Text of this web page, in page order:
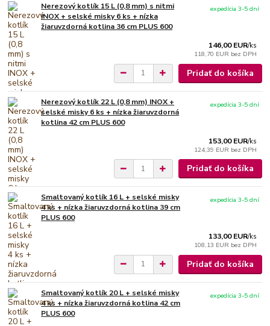
Nerezový kotlík 15 L (0,8 mm) s nitmi
INOX + selské misky 6 ks + nízka
žiaruvzdorná kotlina 36 cm PLUS 600
146,00 EUR/ks
118,70 EUR bez DPH
expedícia 3-5 dní
Pridať do košíka
Nerezový kotlík 22 L (0,8 mm) INOX +
selské misky 6 ks + nízka žiaruvzdorná
kotlina 42 cm PLUS 600
153,00 EUR/ks
124,39 EUR bez DPH
expedícia 3-5 dní
Pridať do košíka
Smaltovaný kotlík 16 L + selské misky
4 ks + nízka žiaruvzdorná kotlina 39 cm
PLUS 600
133,00 EUR/ks
108,13 EUR bez DPH
expedícia 3-5 dní
Pridať do košíka
Smaltovaný kotlík 20 L + selské misky
4 ks + nízka žiaruvzdorná kotlina 42 cm
PLUS 600
expedícia 3-5 dní